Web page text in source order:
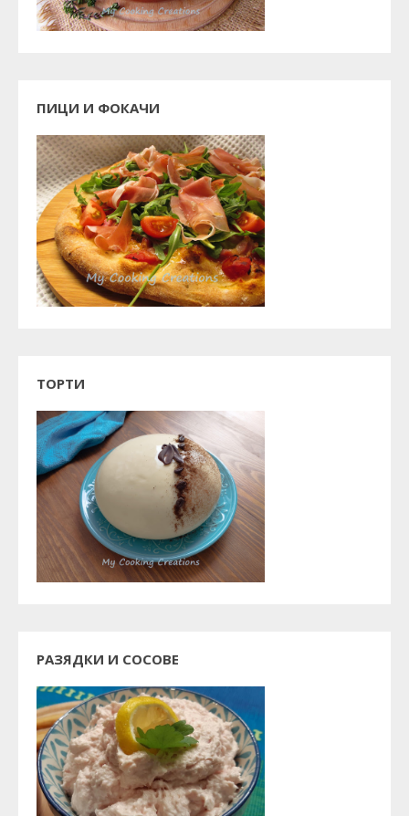
ПИЦИ И ФОКАЧИ
ТОРТИ
РАЗЯДКИ И СОСОВЕ